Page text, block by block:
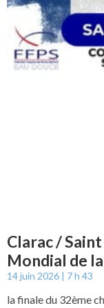
Clarac /
Mondial de
14 juin 2026 7 h 43
la finale du 32ème